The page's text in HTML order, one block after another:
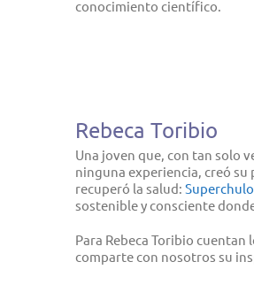
conocimiento científico.
Rebeca Toribio
Una joven que, con tan solo
ninguna experiencia, creó
recuperó la salud:
sostenible y consciente
Para Rebeca Toribio cuentan
comparte con nosotros su